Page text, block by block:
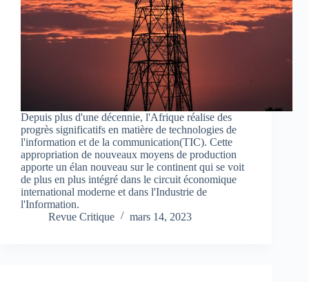
Depuis plus d'une décennie, l'Afrique réalise des
progrès significatifs en matière de technologies de
l'information et de la communication(TIC). Cette
appropriation de nouveaux moyens de production
apporte un élan nouveau sur le continent qui se voit
de plus en plus intégré dans le circuit économique
international moderne et dans l'Industrie de
l'Information.
Revue Critique
mars 14, 2023